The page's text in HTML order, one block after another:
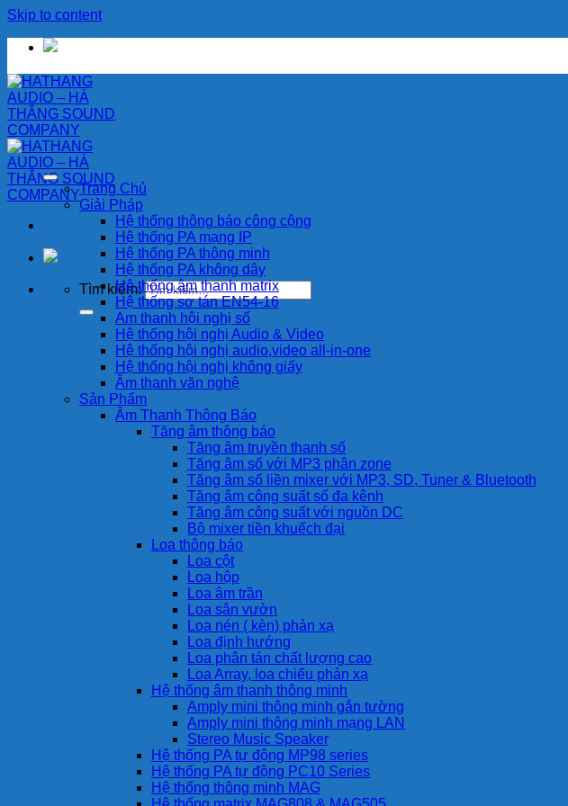
Skip to content
Tìm kiếm:
Trang Chủ
Giải Pháp
Hệ thống thông báo công cộng
Hệ thống PA mạng IP
Hệ thống PA thông minh
Hệ thống PA không dây
Hệ thống âm thanh matrix
Hệ thống sơ tán EN54-16
Am thanh hội nghị số
Hệ thống hội nghị Audio & Video
Hệ thống hội nghị audio,video all-in-one
Hệ thống hội nghị không giấy
Âm thanh văn nghệ
Sản Phẩm
Âm Thanh Thông Báo
Tăng âm thông báo
Tăng âm truyền thanh số
Tăng âm số với MP3 phân zone
Tăng âm số liền mixer với MP3, SD, Tuner & Bluetooth
Tăng âm công suất số đa kênh
Tăng âm công suất với nguồn DC
Bộ mixer tiền khuếch đại
Loa thông báo
Loa cột
Loa hộp
Loa âm trần
Loa sân vườn
Loa nén ( kèn) phản xạ
Loa định hướng
Loa phân tán chất lượng cao
Loa Array, loa chiếu phản xạ
Hệ thống âm thanh thông minh
Amply mini thông minh gắn tường
Amply mini thông minh mạng LAN
Stereo Music Speaker
Hệ thống PA tự động MP98 series
Hệ thống PA tự động PC10 Series
Hệ thống thông minh MAG